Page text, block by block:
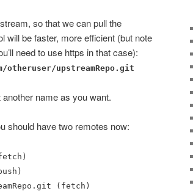
so that we can pull the
will be faster, more efficient (but note
need to use https in that case):
upstreamRepo.git
another name as you want.
should have two remotes now:
(fetch)